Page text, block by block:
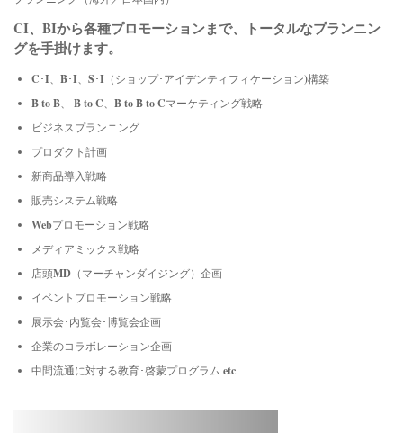
CI、BIから各種プロモーションまで、トータルなプランニン
グを手掛けます。
C･I、B･I、S･I（ショップ･アイデンティフィケーション)構築
B to B、 B to C、B to B to Cマーケティング戦略
ビジネスプランニング
プロダクト計画
新商品導入戦略
販売システム戦略
Webプロモーション戦略
メディアミックス戦略
店頭MD（マーチャンダイジング）企画
イベントプロモーション戦略
展示会･内覧会･博覧会企画
企業のコラボレーション企画
中間流通に対する教育･啓蒙プログラム etc